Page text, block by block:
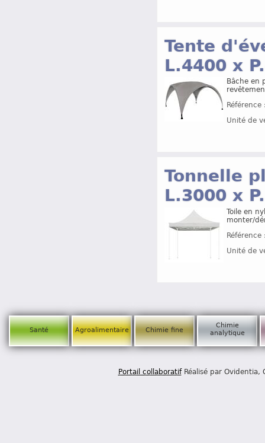
Tente
L.4400 x
Bâche en
Unité de
Tonnelle
L.3000 x
Toile en
monter/
Unité de
Santé Agroalimentaire Chimie fine
Chimie
analytique
Portail collaboratifRéalisé par Ovidentia,